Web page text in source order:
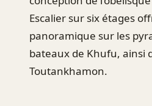
Escalier sur six étages
panoramique sur les
bateaux de Khufu, ainsi
Toutankhamon.